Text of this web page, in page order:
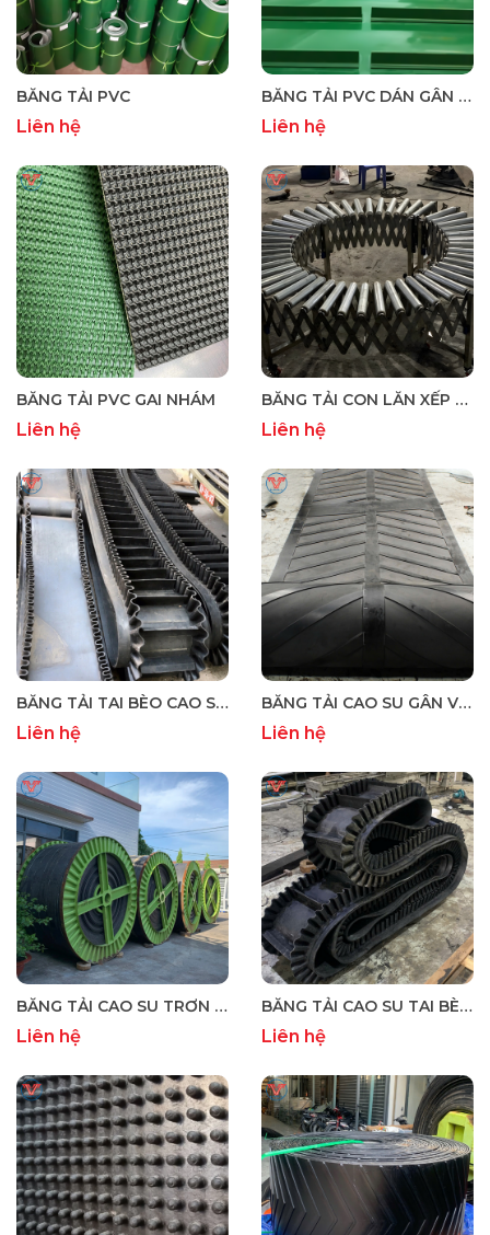
BĂNG TẢI PVC
Liên hệ
BĂNG TẢI PVC DÁN GÂN T CHỐNG TRƯỢT
Liên hệ
BĂNG TẢI PVC GAI NHÁM
Liên hệ
BĂNG TẢI CON LĂN XẾP - BĂNG TẢI DI ĐỘNG CHO NHÀ XƯỞNG
Liên hệ
BĂNG TẢI TAI BÈO CAO SU – VẬN CHUYỂN VẬT LIỆU RỜI HIỆU QUẢ
Liên hệ
BĂNG TẢI CAO SU GÂN V TẠO HÀNG NHẬT
Liên hệ
BĂNG TẢI CAO SU TRƠN - BĂNG TẢI TRƠN
Liên hệ
BĂNG TẢI CAO SU TAI BÈO – CHỐNG TRƯỢT, VẬN CHUYỂN HIỆU QUẢ
Liên hệ